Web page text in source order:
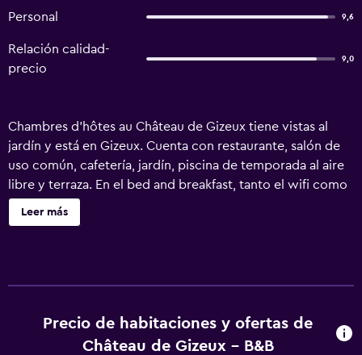
Personal 9,6
Relación calidad-
precio
9,0
Chambres d'hôtes au Château de Gizeux tiene vistas al
jardín y está en Gizeux. Cuenta con restaurante, salón de
uso común, cafetería, jardín, piscina de temporada al aire
libre y terraza. En el bed and breakfast, tanto el wifi como
el parking privado son gratis. Todas las unidades tienen
baño privado totalmente equipado con ducha y artículos
del alojamiento, y Castillo de Langeais está a 21 km. El
aeropuerto (Aeropuerto de Tours Val de Loire) está a 50
Leer más
Precio de habitaciones y ofertas de
Château de Gizeux - B&B